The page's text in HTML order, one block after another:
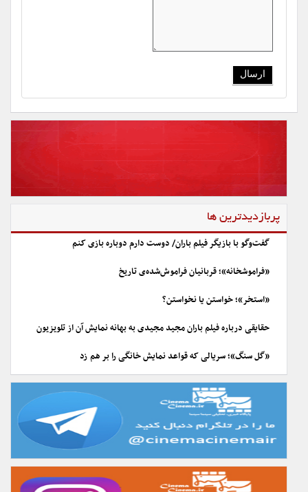
پربازدیدترین ها
گفت‌وگو با بازیگر فیلم باران/ دوست دارم دوباره بازی کنم
«فراموشخانه»؛ قربانیان فراموش‌شده‌ی تاریخ
«استخر»؛ خواستن یا نخواستن؟
حقایقی درباره فیلم باران مجید مجیدی به بهانه نمایش آن از تلویزیون
«گل سنگ»؛ سریالی که قواعد نمایش خانگی را بر هم زد